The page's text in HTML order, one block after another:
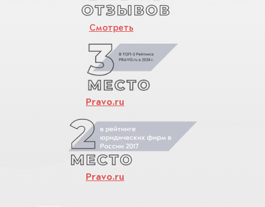
Смотреть
Pravo.ru
Pravo.ru